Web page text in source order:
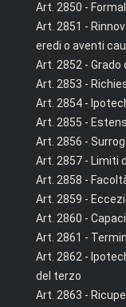
Art. 2850 -
Art. 2851 -
eredi o aventi
Art. 2852 -
Art. 2853 -
Art. 2854 -
Art. 2855 -
Art. 2856 -
Art. 2857 - Limiti
Art. 2858 -
Art. 2859 -
Art. 2860 -
Art. 2861 -
Art. 2862 -
del terzo
Art. 2863 -